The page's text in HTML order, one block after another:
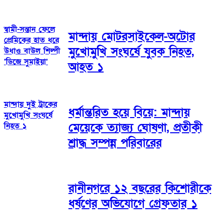
স্বামী-সন্তান ফেলে
প্রেমিকের হাত ধরে
উধাও বাউল শিল্পী
‘ডিজে সুমাইয়া’
মান্দায় দুই ট্রাকের
মুখোমুখি সংঘর্ষে
নিহত ১
মান্দায় মোটরসাইকেল-অটোর
মুখোমুখি সংঘর্ষে যুবক নিহত,
আহত ১
ধর্মান্তরিত হয়ে বিয়ে: মান্দায়
মেয়েকে ত্যাজ্য ঘোষণা, প্রতীকী
শ্রাদ্ধ সম্পন্ন পরিবারের
​রানীনগরে ১২ বছরের কিশোরীকে
ধর্ষণের অভিযোগে গ্রেফতার ১